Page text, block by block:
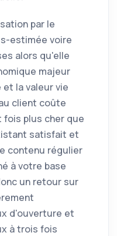
par le
estimée voire
alors qu'elle
majeur
la valeur vie
client coûte
fois plus cher que
satisfait et
contenu régulier
à votre base
un retour sur
d'ouverture et
à trois fois